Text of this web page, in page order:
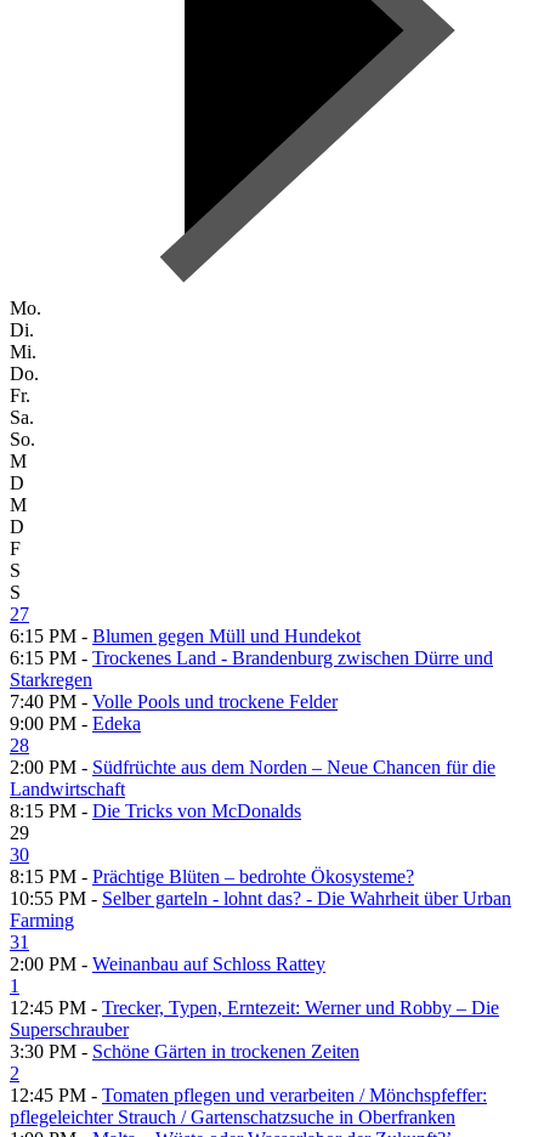
Mo.
Di.
Mi.
Do.
Fr.
Sa.
So.
M
D
M
D
F
S
S
27
6:15 PM - Blumen gegen Müll und Hundekot
6:15 PM - Trockenes Land - Brandenburg zwischen Dürre und
Starkregen
7:40 PM - Volle Pools und trockene Felder
9:00 PM - Edeka
28
2:00 PM - Südfrüchte aus dem Norden – Neue Chancen für die
Landwirtschaft
8:15 PM - Die Tricks von McDonalds
29
30
8:15 PM - Prächtige Blüten – bedrohte Ökosysteme?
10:55 PM - Selber garteln - lohnt das? - Die Wahrheit über Urban
Farming
31
2:00 PM - Weinanbau auf Schloss Rattey
1
12:45 PM - Trecker, Typen, Erntezeit: Werner und Robby – Die
Superschrauber
3:30 PM - Schöne Gärten in trockenen Zeiten
2
12:45 PM - Tomaten pflegen und verarbeiten /​ Mönchspfeffer:
pflegeleichter Strauch /​ Gartenschatzsuche in Oberfranken